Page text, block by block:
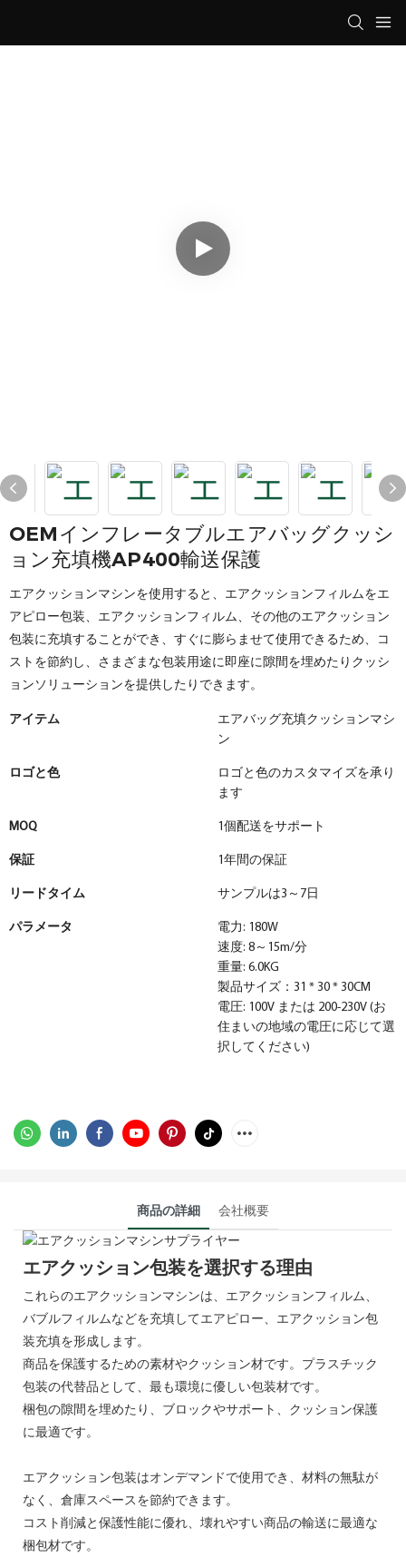
OEMインフレータブルエアバッグクッシ
ョン充填機AP400輸送保護
エアクッションマシンを使用すると、エアクッションフィルムをエ
アピロー包装、エアクッションフィルム、その他のエアクッション
包装に充填することができ、すぐに膨らませて使用できるため、コ
ストを節約し、さまざまな包装用途に即座に隙間を埋めたりクッシ
ョンソリューションを提供したりできます。
アイテム
エアバッグ充填クッションマシ
ン
ロゴと色
ロゴと色のカスタマイズを承り
ます
MOQ 1個配送をサポート
保証 1年間の保証
リードタイム サンプルは3～7日
パラメータ
電力: 180W
速度: 8～15m/分
重量: 6.0KG
製品サイズ：31 * 30 * 30CM
電圧: 100V または 200-230V (お
住まいの地域の電圧に応じて選
択してください)
商品の詳細 会社概要
エアクッション包装を選択する理由
これらのエアクッションマシンは、エアクッションフィルム、
バブルフィルムなどを充填してエアピロー、エアクッション包
装充填を形成します。
商品を保護するための素材やクッション材です。プラスチック
包装の代替品として、最も環境に優しい包装材です。
梱包の隙間を埋めたり、ブロックやサポート、クッション保護
に最適です。
エアクッション包装はオンデマンドで使用でき、材料の無駄が
なく、倉庫スペースを節約できます。
コスト削減と保護性能に優れ、壊れやすい商品の輸送に最適な
梱包材です。